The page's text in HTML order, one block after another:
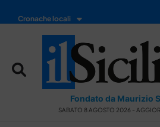
Cronache locali
Fondato da Maurizio
SABATO 8 AGOSTO 2026 -